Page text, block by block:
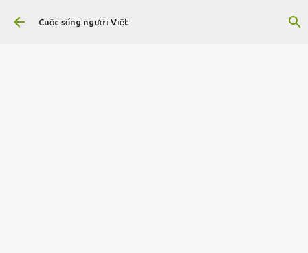
Chuyển đến nội dung chính
Cuộc sống người Việt